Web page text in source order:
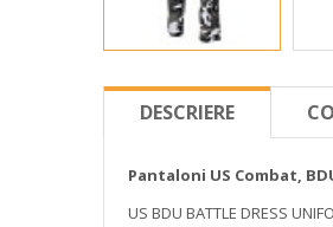
DESCRIERE
Pantaloni US Combat,
US BDU BATTLE DRESS